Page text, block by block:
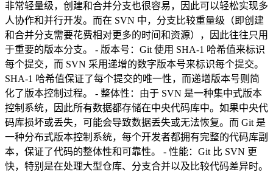
非常轻量级，创建和合并分支也很容易，因此可以轻松实现多
人协作和并行开发。而在 SVN 中，分支比较重量级（即创建
和合并分支需要花费相对更多的时间和资源），因此往往只用
于重要的版本分支。 - 版本号：Git 使用 SHA-1 哈希值来标识
每个提交，而 SVN 采用递增的数字版本号来标识每个提交。
SHA-1 哈希值保证了每个提交的唯一性，而递增版本号则简
化了版本控制过程。 - 整体性：由于 SVN 是一种集中式版本
控制系统，因此所有数据都存储在中央代码库中。如果中央代
码库损坏或丢失，可能会导致数据丢失或无法恢复。而 Git 是
一种分布式版本控制系统，每个开发者都拥有完整的代码库副
本，保证了代码的整体性和可靠性。 - 性能：Git 比 SVN 更
快，特别是在处理大型仓库、分支合并以及比较代码差异时。